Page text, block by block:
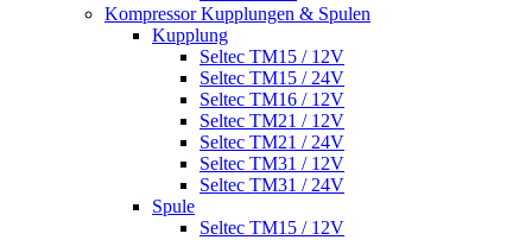
Kompressor Kupplungen & Spulen
Kupplung
Seltec TM15 / 12V
Seltec TM15 / 24V
Seltec TM16 / 12V
Seltec TM21 / 12V
Seltec TM21 / 24V
Seltec TM31 / 12V
Seltec TM31 / 24V
Spule
Seltec TM15 / 12V